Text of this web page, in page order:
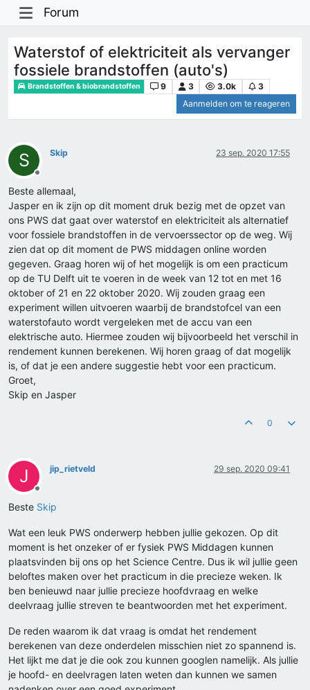
Forum
Waterstof of elektriciteit als vervanger
fossiele brandstoffen (auto's)
Brandstoffen & biobrandstoffen 9 3 3.0k
3
Aanmelden om te reageren
S
Offline
Skip 23 sep. 2020 17:55
Beste allemaal,
Jasper en ik zijn op dit moment druk bezig met de opzet van
ons PWS dat gaat over waterstof en elektriciteit als alternatief
voor fossiele brandstoffen in de vervoerssector op de weg. Wij
zien dat op dit moment de PWS middagen online worden
gegeven. Graag horen wij of het mogelijk is om een practicum
op de TU Delft uit te voeren in de week van 12 tot en met 16
oktober of 21 en 22 oktober 2020. Wij zouden graag een
experiment willen uitvoeren waarbij de brandstofcel van een
waterstofauto wordt vergeleken met de accu van een
elektrische auto. Hiermee zouden wij bijvoorbeeld het verschil in
rendement kunnen berekenen. Wij horen graag of dat mogelijk
is, of dat je een andere suggestie hebt voor een practicum.
Groet,
Skip en Jasper
0
J
Offline
jip_rietveld 29 sep. 2020 09:41
Beste Skip
Wat een leuk PWS onderwerp hebben jullie gekozen. Op dit
moment is het onzeker of er fysiek PWS Middagen kunnen
plaatsvinden bij ons op het Science Centre. Dus ik wil jullie geen
beloftes maken over het practicum in die precieze weken. Ik
ben benieuwd naar jullie precieze hoofdvraag en welke
deelvraag jullie streven te beantwoorden met het experiment.
De reden waarom ik dat vraag is omdat het rendement
berekenen van deze onderdelen misschien niet zo spannend is.
Het lijkt me dat je die ook zou kunnen googlen namelijk. Als jullie
je hoofd- en deelvragen laten weten dan kunnen we samen